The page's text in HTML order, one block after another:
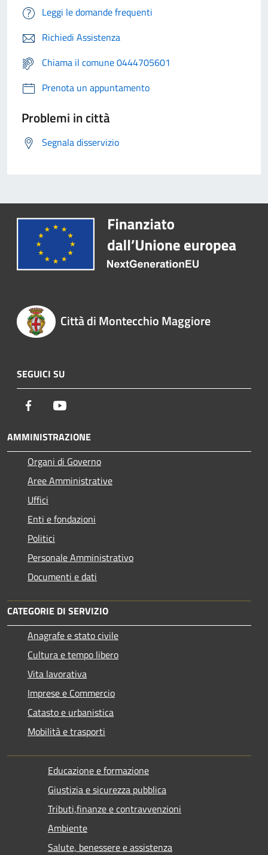
Leggi le domande frequenti
Richiedi Assistenza
Chiama il comune 0444705601
Prenota un appuntamento
Problemi in città
Segnala disservizio
Città di Montecchio Maggiore
SEGUICI SU
Facebook
AMMINISTRAZIONE
Organi di Governo
Aree Amministrative
Uffici
Enti e fondazioni
Politici
Personale Amministrativo
Documenti e dati
CATEGORIE DI SERVIZIO
Anagrafe e stato civile
Cultura e tempo libero
Vita lavorativa
Imprese e Commercio
Catasto e urbanistica
Mobilità e trasporti
Educazione e formazione
Giustizia e sicurezza pubblica
Tributi,finanze e contravvenzioni
Ambiente
Salute, benessere e assistenza